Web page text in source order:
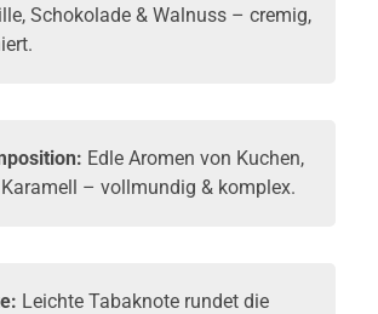
Schokolade & Walnuss – cremig,
Edle Aromen von Kuchen,
Karamell – vollmundig & komplex.
Leichte Tabaknote rundet die